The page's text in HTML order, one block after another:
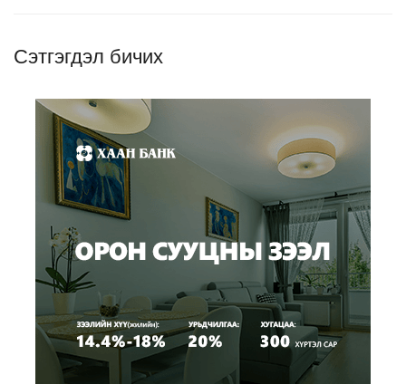
Сэтгэгдэл бичих